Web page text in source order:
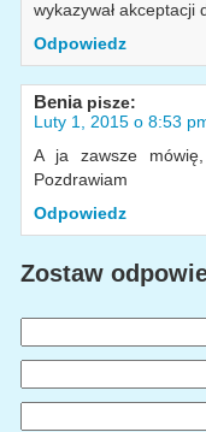
wykazywał akceptacji
Odpowiedz
Benia pisze:
Luty 1, 2015 o 8:53
A ja zawsze
Pozdrawiam
Odpowiedz
Zostaw